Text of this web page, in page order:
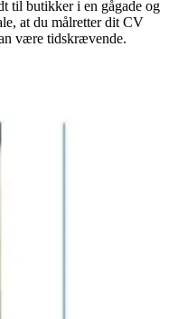
til butikker i en gågade og
at du målretter dit CV
være tidskrævende.